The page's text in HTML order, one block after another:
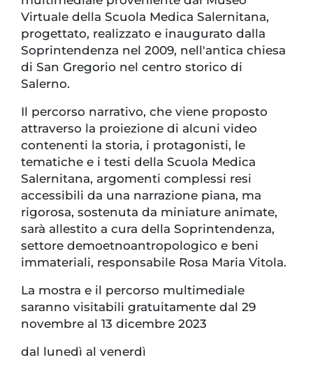
Virtuale della Scuola Medica Salernitana,
progettato, realizzato e inaugurato dalla
Soprintendenza nel 2009, nell'antica chiesa
di San Gregorio nel centro storico di
Salerno.
Il percorso narrativo, che viene proposto
attraverso la proiezione di alcuni video
contenenti la storia, i protagonisti, le
tematiche e i testi della Scuola Medica
Salernitana, argomenti complessi resi
accessibili da una narrazione piana, ma
rigorosa, sostenuta da miniature animate,
sarà allestito a cura della Soprintendenza,
settore demoetnoantropologico e beni
immateriali, responsabile Rosa Maria Vitola.
La mostra e il percorso multimediale
saranno visitabili gratuitamente dal 29
novembre al 13 dicembre 2023
dal lunedì al venerdì